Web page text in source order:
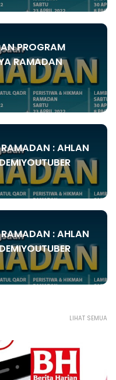
PROGRAM
RAMADAN
: AHLAN
: AHLAN
LIHAT SEMUA